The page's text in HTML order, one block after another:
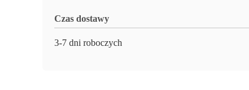
Czas dostawy
3-7 dni roboczych